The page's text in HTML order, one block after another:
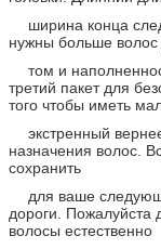
ширина конца
нужны больше
том и
третий пакет для
того чтобы иметь
экстренный
назначения волос.
сохранить
для ваше
дороги. Пожалуйста
волосы естественно